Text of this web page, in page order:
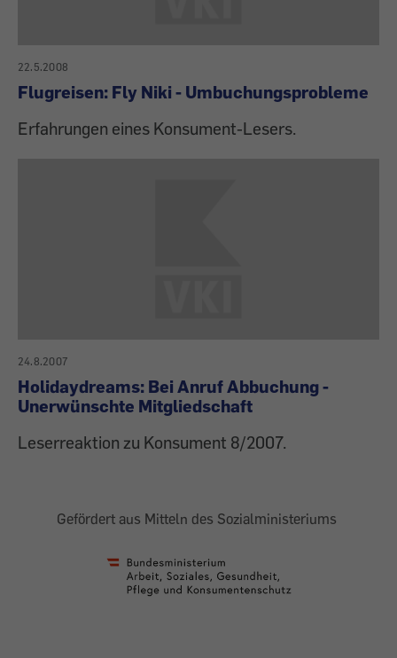
22.5.2008
Flugreisen: Fly Niki - Umbuchungsprobleme
Erfahrungen eines Konsument-Lesers.
24.8.2007
Holidaydreams: Bei Anruf Abbuchung -
Unerwünschte Mitgliedschaft
Leserreaktion zu Konsument 8/2007.
Gefördert aus Mitteln des Sozialministeriums